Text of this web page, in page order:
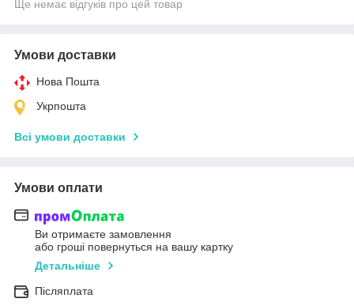
Ще немає відгуків про цей товар
Умови доставки
Нова Пошта
Укрпошта
Всі умови доставки
Умови оплати
Ви отримаєте замовлення
або гроші повернуться на вашу картку
Детальніше
Післяплата